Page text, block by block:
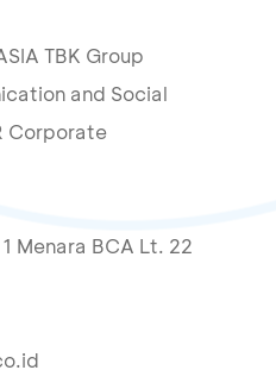
TBK Group
and Social
Corporate
Menara BCA Lt. 22